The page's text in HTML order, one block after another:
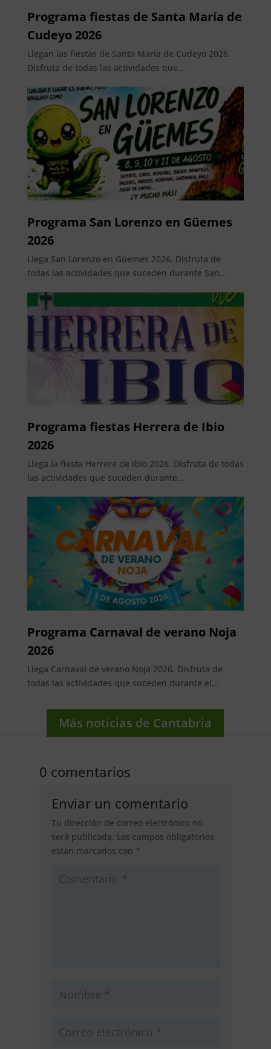
Programa fiestas de Santa María de
Cudeyo 2026
Llegan las fiestas de Santa María de Cudeyo 2026.
Disfruta de todas las actividades que...
Programa San Lorenzo en Güemes
2026
Llega San Lorenzo en Güemes 2026. Disfruta de
todas las actividades que suceden durante San...
Programa fiestas Herrera de Ibio
2026
Llega la fiesta Herrera de Ibio 2026. Disfruta de todas
las actividades que suceden durante...
Programa Carnaval de verano Noja
2026
Llega Carnaval de verano Noja 2026. Disfruta de
todas las actividades que suceden durante el...
Más noticias de Cantabria
0 comentarios
Enviar un comentario
Tu dirección de correo electrónico no
será publicada. Los campos obligatorios
están marcados con *